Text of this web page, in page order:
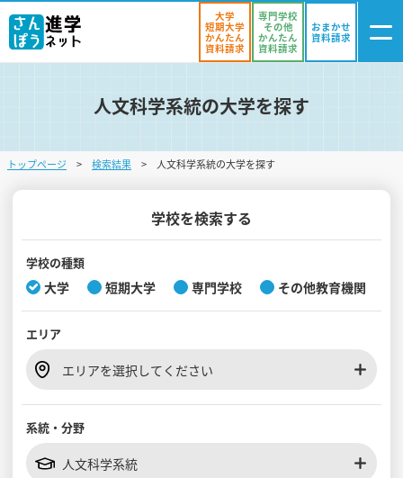
ログイン
・登録
気になる
学校を探す
オープンキャンパスを探す
入試・受験入門
見学会WEB手引書
大学
短期大学
かんたん
資料請求
専門学校
その他
かんたん
資料請求
おまかせ
資料請求
人文科学系統の大学を探す
トップページ 検索結果 人文科学系統の大学を探す
学校を検索する
学校の種類
大学 短期大学 専門学校 その他教育機関
エリア
エリアを選択してください
系統・分野
人文科学系統